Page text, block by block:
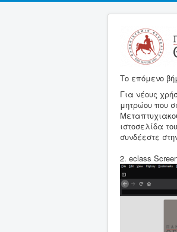
Το επόμενο
Για νέους
μητρώου που
ιστοσελίδα
συνδέεστε
2. eclass